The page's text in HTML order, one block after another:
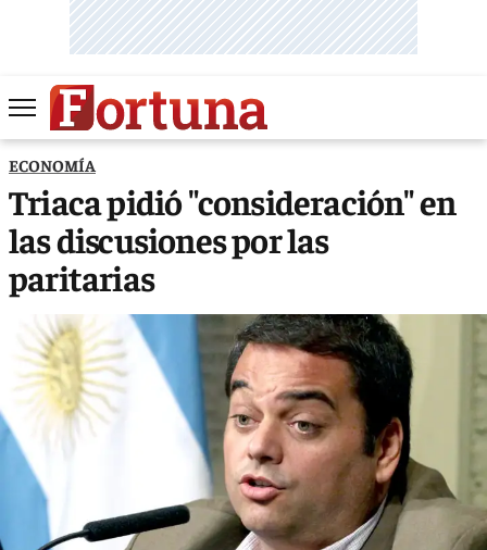
ECONOMÍA
Triaca pidió "consideración" en
las discusiones por las
paritarias